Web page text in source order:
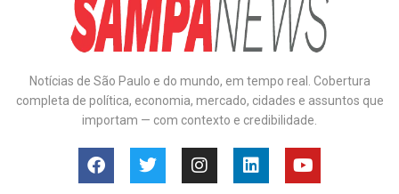
Notícias de São Paulo e do mundo, em tempo real. Cobertura
completa de política, economia, mercado, cidades e assuntos que
importam — com contexto e credibilidade.